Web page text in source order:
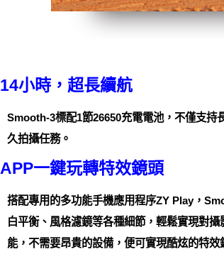
14小時，超長續航
Smooth-3標配1節26650充電電池，不僅支
久拍攝任務。
APP一鍵玩轉特效鏡頭
搭配專用的多功能手機應用程序ZY Play，
白平衡、風格濾鏡等各種細節，輕鬆實現對
能，不需要昂貴的設備，便可實現酷炫的特效